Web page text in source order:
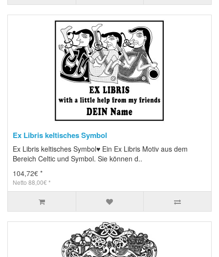
Ex Libris keltisches Symbol
Ex Libris keltisches Symbol♥ Ein Ex Libris Motiv aus dem
Bereich Celtic und Symbol. Sie können d..
104,72€ *
Netto 88,00€ *